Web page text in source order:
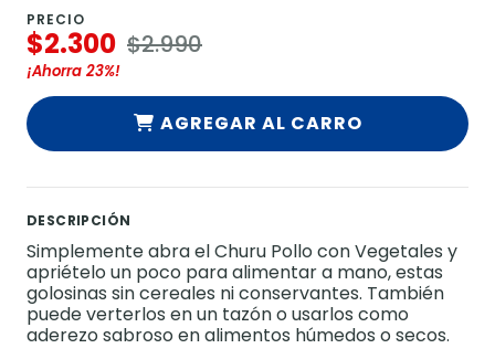
PRECIO
$2.300 $2.990
¡Ahorra 23%!
AGREGAR AL CARRO
DESCRIPCIÓN
Simplemente abra el Churu Pollo con Vegetales y
apriételo un poco para alimentar a mano, estas
golosinas sin cereales ni conservantes. También
puede verterlos en un tazón o usarlos como
aderezo sabroso en alimentos húmedos o secos.